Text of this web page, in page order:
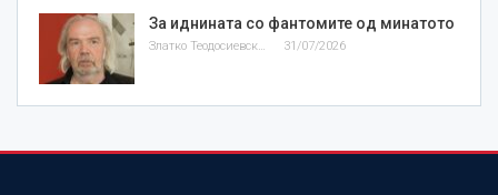
За иднината со фантомите од минатото
Златко Теодосиевски 31/07/2026